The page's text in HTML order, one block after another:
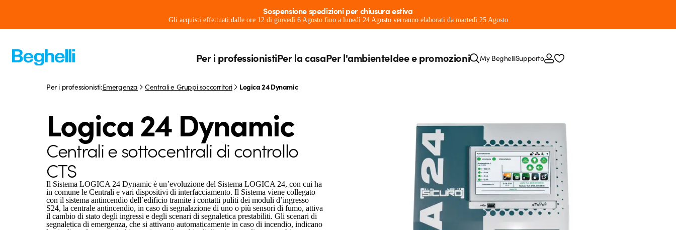
Sospensione spedizioni per chiusura estiva
Gli acquisti effettuati dalle ore 12 di giovedì 6 Agosto fino a lunedì 24 Agosto verranno elaborati da martedì 25 Agosto
Per i professionistiPer la casaPer l'ambienteIdee e promozioni My BeghelliSupporto
Per i professionisti:Emergenza Centrali e Gruppi soccorritori Logica 24 Dynamic
Logica 24 Dynamic
Centrali e sottocentrali di controllo
CTS
Il Sistema LOGICA 24 Dynamic è un’evoluzione del Sistema LOGICA 24, con cui ha
in comune le Centrali e vari dispositivi di interfacciamento. Il Sistema viene collegato
con il sistema antincendio dell´edificio tramite i contatti puliti dei moduli d’ingresso
S24, la centrale antincendio, in caso di segnalazione di uno o più sensori di fumo, attiva
il cambio di stato degli ingressi e degli scenari di segnaletica prestabiliti. Gli scenari di
segnaletica di emergenza, che si attivano automaticamente in caso di incendio, indicano